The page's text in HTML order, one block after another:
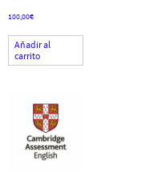
100,00€
Añadir al
carrito